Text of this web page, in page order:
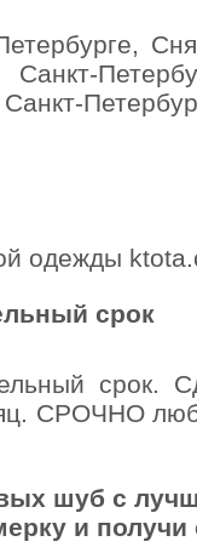
одежды
срок
срок.
СРОЧНО
шуб с
и получи